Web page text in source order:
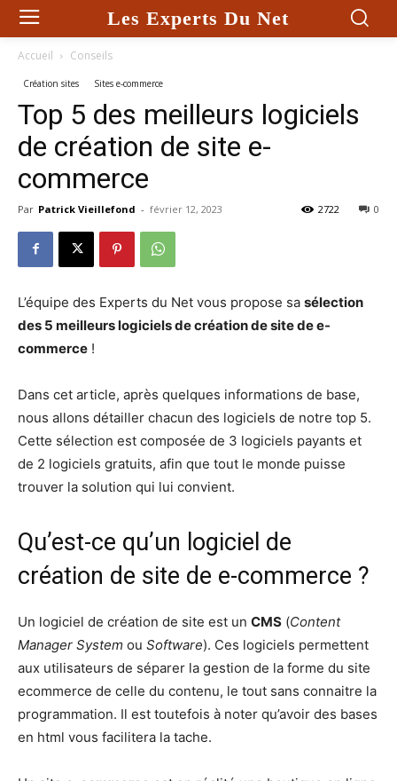
Les Experts Du Net
Accueil Conseils
Création sites Sites e-commerce
Top 5 des meilleurs logiciels
de création de site e-
commerce
Par Patrick Vieillefond - février 12, 2023 0
2722
L’équipe des Experts du Net vous propose sa sélection
des 5 meilleurs logiciels de création de site de e-
commerce !
Dans cet article, après quelques informations de base,
nous allons détailler chacun des logiciels de notre top 5.
Cette sélection est composée de 3 logiciels payants et
de 2 logiciels gratuits, afin que tout le monde puisse
trouver la solution qui lui convient.
Qu’est-ce qu’un logiciel de
création de site de e-commerce ?
Un logiciel de création de site est un CMS (Content
Manager System ou Software). Ces logiciels permettent
aux utilisateurs de séparer la gestion de la forme du site
ecommerce de celle du contenu, le tout sans connaitre la
programmation. Il est toutefois à noter qu’avoir des bases
en html vous facilitera la tache.